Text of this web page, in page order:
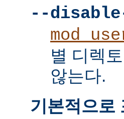
--
별 디렉
않는다.
기본적으로